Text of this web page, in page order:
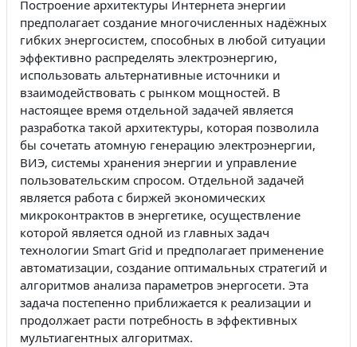
Построение архитектуры Интернета энергии
предполагает создание многочисленных надёжных
гибких энергосистем, способных в любой ситуации
эффективно распределять электроэнергию,
использовать альтернативные источники и
взаимодействовать с рынком мощностей. В
настоящее время отдельной задачей является
разработка такой архитектуры, которая позволила
бы сочетать атомную генерацию электроэнергии,
ВИЭ, системы хранения энергии и управление
пользовательским спросом. Отдельной задачей
является работа с биржей экономических
микроконтрактов в энергетике, осуществление
которой является одной из главных задач
технологии Smart Grid и предполагает применение
автоматизации, создание оптимальных стратегий и
алгоритмов анализа параметров энергосети. Эта
задача постепенно приближается к реализации и
продолжает расти потребность в эффективных
мультиагентных алгоритмах.